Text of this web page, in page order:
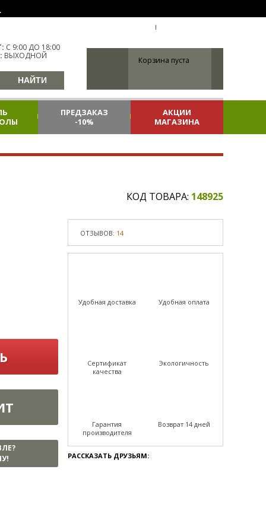
С 9:00 ДО 18:00
ВЫХОДНОЙ Корзина пуста
ПРЕДЗАКАЗ
-10%
АКЦИИ
МАГАЗИНА
КОД ТОВАРА: 148925
ОТЗЫВОВ: 14
Удобная доставка Удобная оплата
Сертификат
качества
Экологичность
Гарантия
производителя
Возврат 14 дней
РАССКАЗАТЬ ДРУЗЬЯМ: